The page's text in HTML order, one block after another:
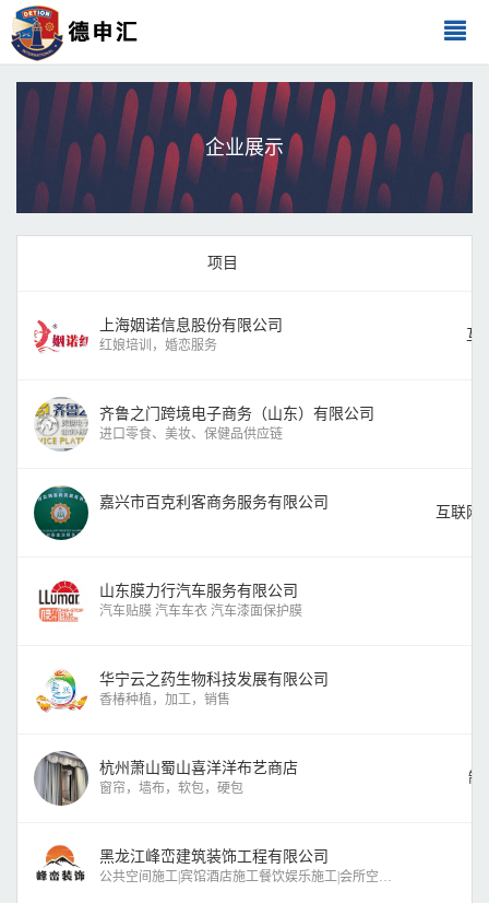
企业展示
项目
上海姻诺信息股份有限公司
红娘培训，婚恋服务
互
齐鲁之门跨境电子商务（山东）有限公司
进口零食、美妆、保健品供应链
嘉兴市百克利客商务服务有限公司
互联网
山东膜力行汽车服务有限公司
汽车贴膜 汽车车衣 汽车漆面保护膜
华宁云之药生物科技发展有限公司
香椿种植，加工，销售
杭州萧山蜀山喜洋洋布艺商店
窗帘，墙布，软包，硬包
制
黑龙江峰峦建筑装饰工程有限公司
公共空间施工|宾馆酒店施工餐饮娱乐施工|会所空间施工办公